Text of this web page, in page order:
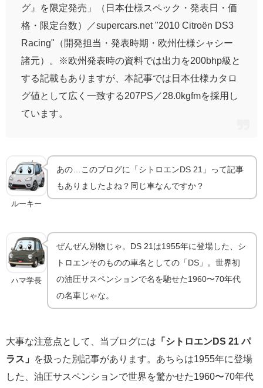
グ』を限定発売」（日本仕様スペック・発表日・価
格・限定台数）／supercars.net "2010 Citroën DS3
Racing"（開発担当・発表時期・欧州仕様シャシー
諸元）。※欧州発表時の資料では出力を200bhp級と
する記載もありますが、本記事では日本仕様カタロ
グ値として広く一致する207PS／28.0kgfmを採用し
ています。
ルーキー
あの…このブログに「シトロエンDS 21」って記事
もありましたよね？同じ車なんですか？
ハマ学長
ぜんぜん別物じゃ。DS 21は1955年に登場した、シ
トロエンそのものの車名としての「DS」。世界初
の油圧サスペンションで名を馳せた1960〜70年代
の名車じゃな。
大事な注意点として、当ブログには 「シトロエンDS 21 パ
ラス」
を扱った別記事があります。あちらは1955年に登場
した、油圧サスペンションで世界を驚かせた1960〜70年代